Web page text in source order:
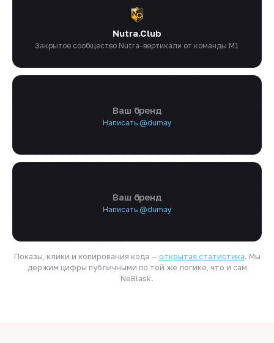
Nutra.Club
Закрытое сообщество Nutra-вертикали от команды M1
Ваш бренд
Написать @dumay
Ваш бренд
Написать @dumay
Показы, клики и копирования кода — открытая статистика. Мы
держим цифры публичными по той же логике, что и сам
NeBlask.